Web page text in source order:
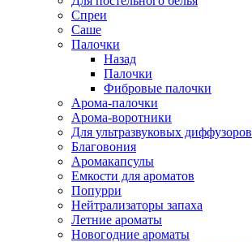
Спреи
Саше
Палочки
Назад
Палочки
Фибровые палочки
Арома-палочки
Арома-воротники
Для ультразвуковых диффузоров
Благовония
Аромакапсулы
Емкости для ароматов
Попурри
Нейтрализаторы запаха
Летние ароматы
Новогодние ароматы